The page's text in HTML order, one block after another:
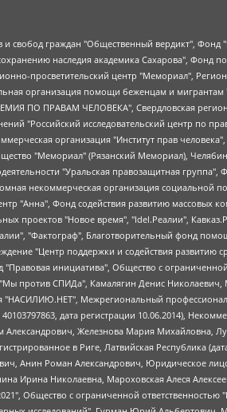
София Юрьевна, Карезина Инна Павловна, Кильтау Екатерина Викторовна, Петров Алексей Викторович, Пискунов Сергей Евгеньевич, Смирнов Сергей Сергеевич, Тихонов Михаил Сергеевич, Общество с ограниченной ответственностью "ЖУРНАЛИСТ-ИНОСТРАННЫЙ АГЕНТ", Арапова Галина Юрьевна, Вольтская Татьяна Анатольевна, Американская компания "Mason G.E.S. Anonymous Foundation" (США), являющаяся владельцем интернет-издания https://mnews.world/, Компания "Stichting Bellingcat", зарегистрированная в Нидерландах (дата регистрации 11.07.2018), Захаров Андрей Вячеславович, Клепиковская Екатерина Дмитриевна, Общество с ограниченной ответственностью "МЕМО", Перл Роман Александрович, Симонов Евгений Алексеевич, Соловьева Елена Анатольевна, Сотников Даниил Владимирович, Сурначева Елизавета Дмитриевна, Автономная некоммерческая организация по защите прав человека и информированию населения "Якутия – Наше Мнение", Общество с ограниченной ответственностью "Москоу диджитал медиа", с 26.01.2023 Общество с ограниченной ответственностью "Чайка Белые сады", Ветошкина Валерия Валерьевна, Заговора Максим Александрович, Межрегиональное общественное движение "Российская ЛГБТ - сеть", Оленичев Максим Владимирович, Павлов Иван Юрьевич, Скворцова Елена Сергеевна, Общество с ограниченной ответственностью "Как бы инагент", Кочетков Игорь Викторович, Общество с ограниченной ответственностью "Честные выборы", Еланчик Олег Александрович, Общество с ограниченной ответственностью "Нобелевский призыв", Гималова Регина Эмилевна, Григорьев Андрей Валерьевич, Григорьева Алина Александровна, Ассоциация по содействию защите прав призывников, альтернативнослужащих и военнослужащих "Правозащитная группа "Гражданин.Армия.Право", Хисамова Регина Фаритовна, Автономная некоммерческая организация по реализации социально-правовых программ "Лилит", Дальневосточное общественное движение "Маяк", Санкт-Петербургская ЛГБТ-инициативная группа "Выход", Инициативная группа ЛГБТ+ "Реверс", Алексеев Андрей Викторович, Бекбулатова Таисия Львовна, Беляев Иван Михайлович, Владыкина Елена